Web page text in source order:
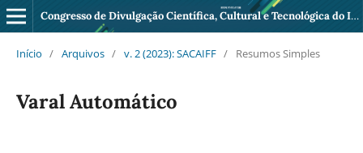
Congresso de Divulgação Científica, Cultural e Tecnológica do IFF Pádua
Início / Arquivos / v. 2 (2023): SACAIFF / Resumos Simples
Varal Automático